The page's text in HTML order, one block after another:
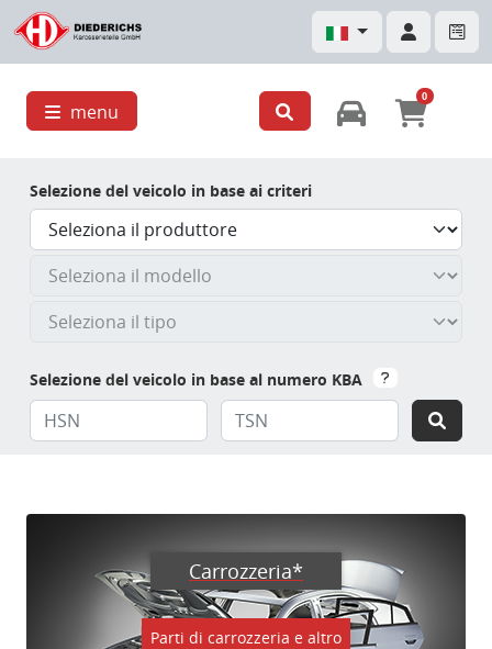
menu
0
Selezione del veicolo in base ai criteri
Selezione del veicolo in base al numero KBA
Carrozzeria*
Parti di carrozzeria e altro